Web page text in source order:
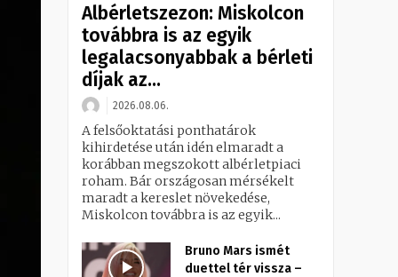
Albérletszezon: Miskolcon
továbbra is az egyik
legalacsonyabbak a bérleti
díjak az...
2026.08.06.
A felsőoktatási ponthatárok
kihirdetése után idén elmaradt a
korábban megszokott albérletpiaci
roham. Bár országosan mérsékelt
maradt a kereslet növekedése,
Miskolcon továbbra is az egyik...
Bruno Mars ismét
duettel tér vissza –